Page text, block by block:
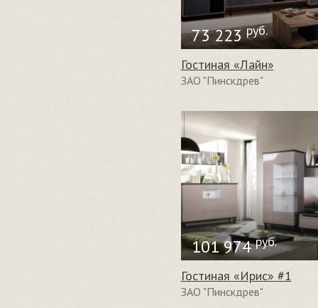
73 223 руб.
Гостиная «Лайн»
ЗАО "Пинскдрев"
101 974 руб.
Гостиная «Ирис» #1
ЗАО "Пинскдрев"